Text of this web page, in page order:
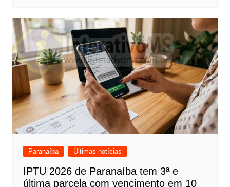
Paranaíba Últimas notícias
IPTU 2026 de Paranaíba tem 3ª e
última parcela com vencimento em 10